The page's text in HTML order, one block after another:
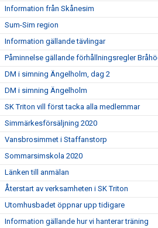
Information från Skånesim
Sum-Sim region
Information gällande tävlingar
Påminnelse gällande förhållningsregler
DM i simning Ängelholm, dag 2
DM i simning Ängelholm
SK Triton vill först tacka alla medlemmar
Simmärkesförsäljning 2020
Vansbrosimmet i Staffanstorp
Sommarsimskola 2020
Länken till anmälan
Återstart av verksamheten i SK Triton
Utomhusbadet öppnar upp tidigare
Information gällande hur vi hanterar träning